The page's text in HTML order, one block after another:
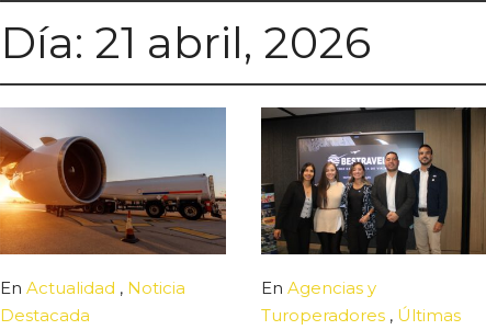
Día: 21 abril, 2026
En Actualidad , Noticia
Destacada
En Agencias y
Turoperadores, Últimas